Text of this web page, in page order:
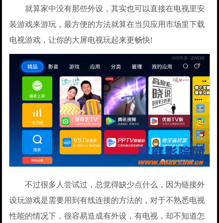
就算家中没有那些外设，其实也可以直接在电视里安
装游戏来游玩，最方便的方法就算在当贝应用市场里下载
电视游戏，让你的大屏电视玩起来更畅快!
不过很多人尝试过，总觉得缺少点什么，因为链接外
设玩游戏是需要用到有线连接的方法的，对于不熟悉电视
性能的情况下，很容易造成有外设，有电视，却不知道怎